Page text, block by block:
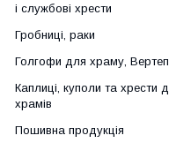
і службові хрести
Гробниці, раки
Голгофи для храму,
Каплиці, куполи та хрести
храмів
Пошивна продукція